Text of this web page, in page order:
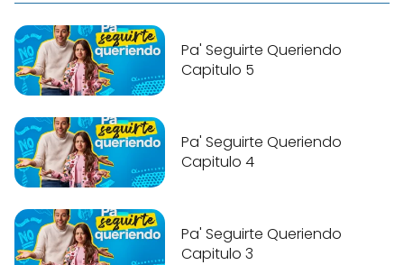
Pa' Seguirte Queriendo
Capitulo 5
Pa' Seguirte Queriendo
Capitulo 4
Pa' Seguirte Queriendo
Capitulo 3